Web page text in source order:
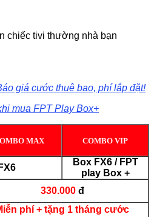
chiếc tivi thường nhà bạn
giá cước thuê bao, phí lắp đặt!
mua FPT Play Box+
MAX COMBO VIP
Box FX6 / FPT
play Box +
330.000 đ
phí + tặng 1 tháng cước